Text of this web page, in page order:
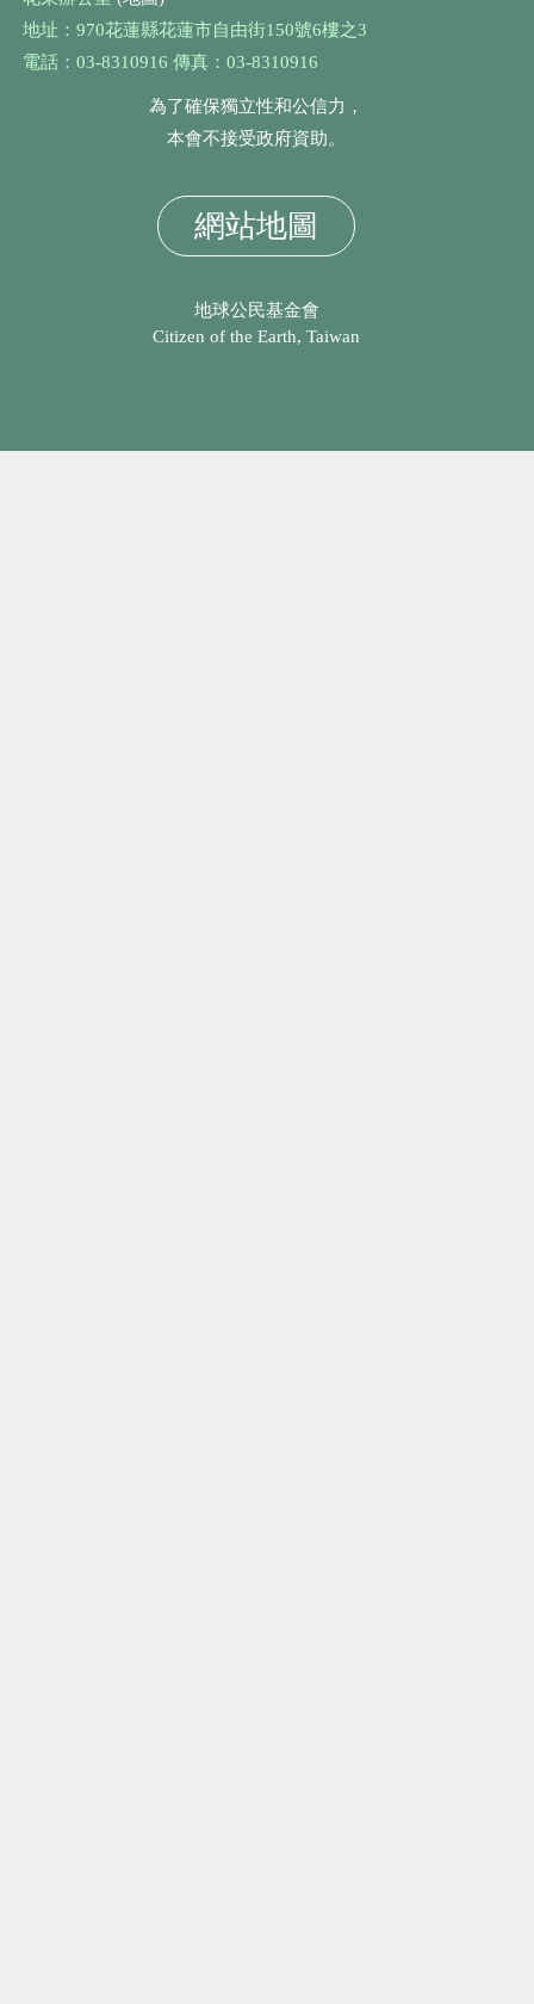
地址：970花蓮縣花蓮市自由街150號6樓之3
電話：03-8310916 傳真：03-8310916
為了確保獨立性和公信力，
本會不接受政府資助。
網站地圖
地球公民基金會
Citizen of the Earth, Taiwan